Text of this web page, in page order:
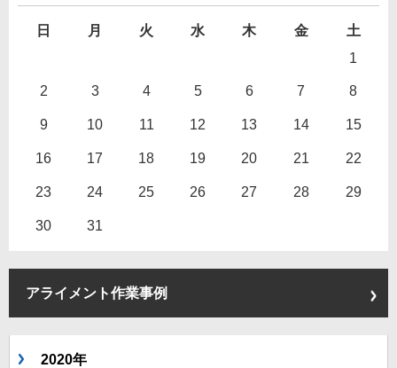
日 月 火 水 木 金
土
1
2 3 4 5 6 7 8
9 10 11 12 13 14 15
16 17 18 19 20 21 22
23 24 25 26 27 28 29
30 31
アライメント作業事例
2020年